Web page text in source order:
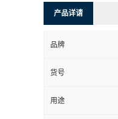
产品详请
品牌
货号
用途